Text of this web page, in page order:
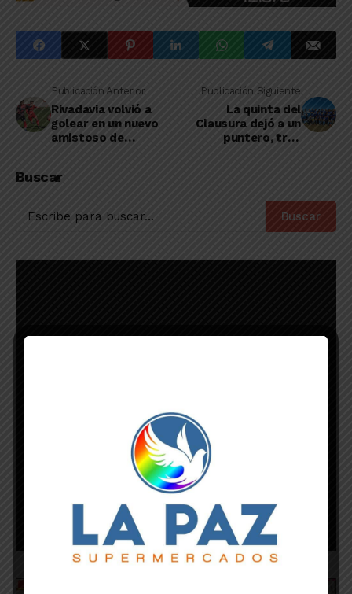
Publicación Anterior
Rivadavia volvió a
golear en un nuevo
amistoso de
vienen
Publicación Siguiente
La quinta del
Clausura dejó a un
puntero, tres
Buscar
Buscar